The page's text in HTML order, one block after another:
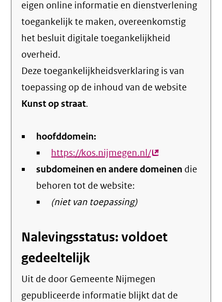
eigen online informatie en dienstverlening
toegankelijk te maken, overeenkomstig
het besluit digitale toegankelijkheid
overheid.
Deze toegankelijkheidsverklaring is van
toepassing op de inhoud van de website
Kunst op straat.
hoofddomein:
https://kos.nijmegen.nl/(externe
link)
subdomeinen en andere domeinen die
behoren tot de website:
(niet van toepassing)
Nalevingsstatus: voldoet
gedeeltelijk
Uit de door Gemeente Nijmegen
gepubliceerde informatie blijkt dat de